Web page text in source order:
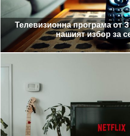
Телевизионна програма от
нашият избор за